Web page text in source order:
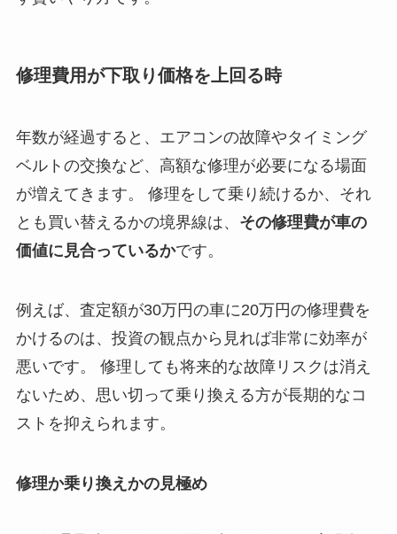
修理費用が下取り価格を上回る時
年数が経過すると、エアコンの故障やタイミング
ベルトの交換など、高額な修理が必要になる場面
が増えてきます。 修理をして乗り続けるか、それ
とも買い替えるかの境界線は、 その修理費が車の
価値に見合っているかです。
例えば、査定額が30万円の車に20万円の修理費を
かけるのは、投資の観点から見れば非常に効率が
悪いです。 修理しても将来的な故障リスクは消え
ないため、思い切って乗り換える方が長期的なコ
ストを抑えられます。
修理か乗り換えかの見極め